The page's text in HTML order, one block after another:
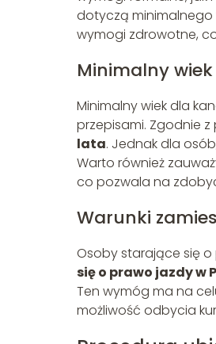
dotyczą minimalnego
wymogi zdrowotne,
Minimalny
Minimalny wiek dla
przepisami. Zgodnie z
lata. Jednak dla
Warto również
co pozwala na
Warunki
Osoby starające się o
się o prawo jazdy w
Ten wymóg ma na
możliwość odbycia